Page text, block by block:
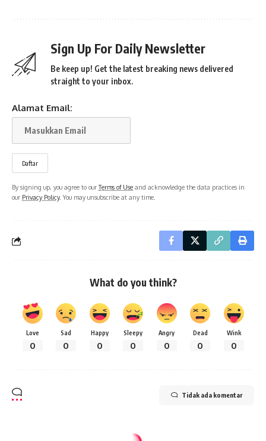
Sign Up For Daily Newsletter
Be keep up! Get the latest breaking news delivered
straight to your inbox.
Alamat Email:
By signing up, you agree to ourTerms of Use and acknowledge the data practices in
our Privacy Policy. You may unsubscribe at any time.
What do you think?
Love
0
Sad
0
Happy
0
Sleepy
0
Angry
0
Dead
0
Wink
0
Tidak ada komentar